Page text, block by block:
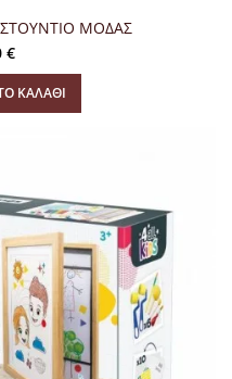
ΣΤΟΥΝΤΙΟ ΜΟΔΑΣ
€
ΚΑΛΆΘΙ